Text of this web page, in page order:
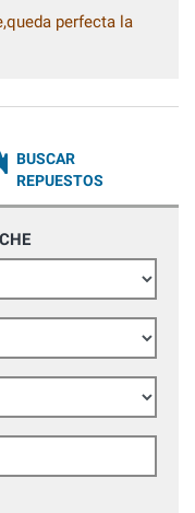
perfecta la
BUSCAR
REPUESTOS